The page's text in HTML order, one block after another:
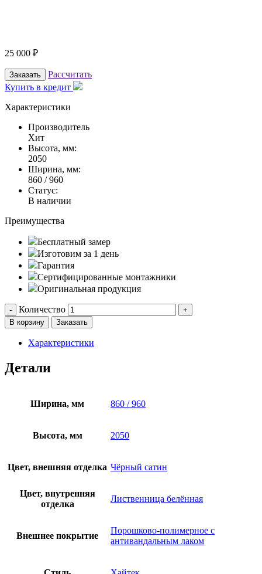
25 000 ₽
Заказать
Рассчитать
Купить в кредит
Характеристики
Производитель
Хит
Высота, мм:
2050
Ширина, мм:
860 / 960
Статус:
В наличии
Преимущества
Бесплатный замер
Изготовим за 1 день
Гарантия
Сертифицированные монтажники
Оригинальная продукция
- Количество
+
В корзину
Заказать
Характеристики
Детали
Ширина, мм 860 / 960
Высота, мм 2050
Цвет, внешняя отделка Чёрный сатин
Цвет, внутренняя
отделка
Лиственница белённая
Внешнее покрытие
Порошково-полимерное с
антивандальным лаком